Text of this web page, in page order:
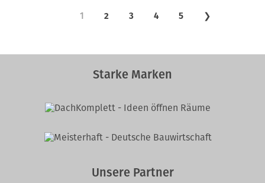
1 2 3 4 5 ❯
Starke Marken
Unsere Partner